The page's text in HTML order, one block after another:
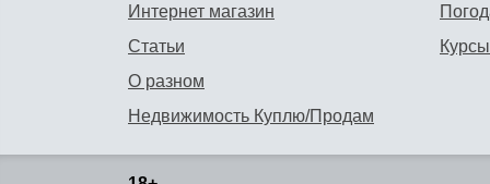
Интернет магазин
Статьи
О разном
Недвижимость Куплю/Продам